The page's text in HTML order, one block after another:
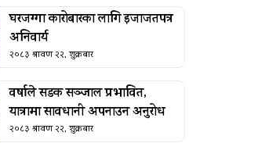
घरजग्गा कारोबारका लागि इजाजतपत्र
अनिवार्य
२०८३ श्रावण २२, शुक्रबार
वर्षाले सडक सञ्जाल प्रभावित,
यात्रामा सावधानी अपनाउन अनुरोध
२०८३ श्रावण २२, शुक्रबार